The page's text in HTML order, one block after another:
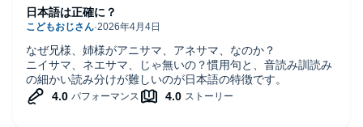
なぜ兄様、姉様がアニサマ、アネサマ、なのか？
ニイサマ、ネエサマ、じゃ無いの？慣用句と、音読み訓読み
の細かい読み分けが難しいのが日本語の特徴です。
日本語は正確に？